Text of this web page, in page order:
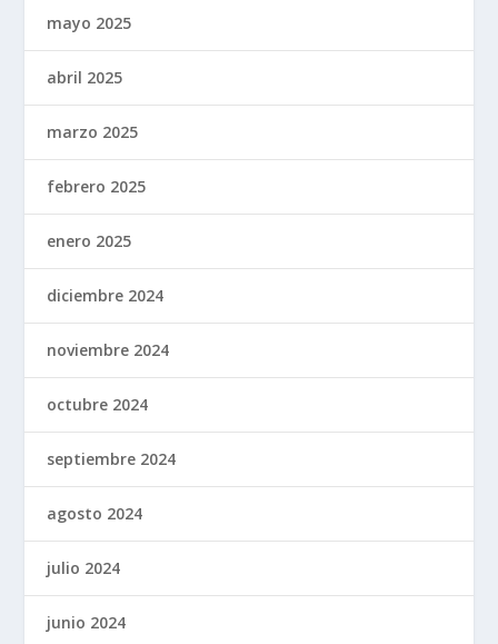
mayo 2025
abril 2025
marzo 2025
febrero 2025
enero 2025
diciembre 2024
noviembre 2024
octubre 2024
septiembre 2024
agosto 2024
julio 2024
junio 2024